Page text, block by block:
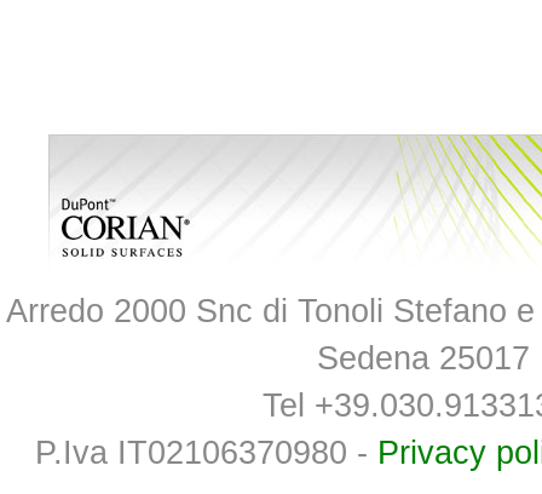
Arredo 2000 Snc di Tonoli Stefano
Sedena
Tel
P.Iva IT02106370980 - Privacy